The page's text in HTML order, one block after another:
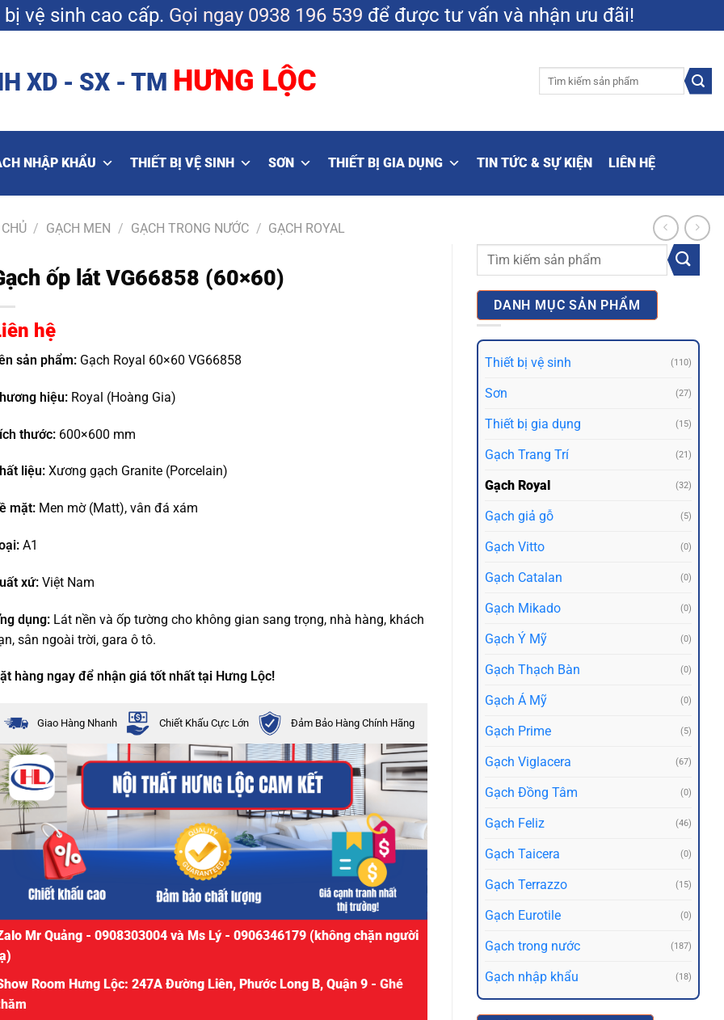
vệ sinh cao cấp. Gọi ngay 0938 196 539 để được tư vấn và nhận ưu đãi!
XD - SX - TM HƯNG LỘC
Tìm
kiếm:
NHẬP KHẨU THIẾT BỊ VỆ SINH SƠN THIẾT BỊ GIA DỤNG TIN TỨC & SỰ KIỆN LIÊN HỆ
/ GẠCH MEN / GẠCH TRONG NƯỚC / GẠCH ROYAL
Tìm
kiếm:
DANH MỤC SẢN PHẨM
Thiết bị vệ sinh (110)
Sơn (27)
Thiết bị gia dụng (15)
Gạch Trang Trí (21)
Gạch Royal (32)
Gạch giả gỗ (5)
Gạch Vitto (0)
Gạch Catalan (0)
Gạch Mikado (0)
Gạch Ý Mỹ (0)
Gạch Thạch Bàn (0)
Gạch Á Mỹ (0)
Gạch Prime (5)
Gạch Viglacera (67)
Gạch Đồng Tâm (0)
Gạch Feliz (46)
Gạch Taicera (0)
Gạch Terrazzo (15)
Gạch Eurotile (0)
Gạch trong nước (187)
Gạch nhập khẩu (18)
ốp lát VG66858 (60×60)
hệ
sản phẩm: Gạch Royal 60×60 VG66858
hiệu: Royal (Hoàng Gia)
thước: 600×600 mm
liệu: Xương gạch Granite (Porcelain)
mặt: Men mờ (Matt), vân đá xám
A1
xứ: Việt Nam
dụng: Lát nền và ốp tường cho không gian sang trọng, nhà hàng, khách
sân ngoài trời, gara ô tô.
hàng ngay để nhận giá tốt nhất tại Hưng Lộc!
Giao Hàng Nhanh Chiết Khấu Cực Lớn Đảm Bảo Hàng Chính Hãng
Mr Quảng - 0908303004 và Ms Lý - 0906346179 (không chặn người
Room Hưng Lộc: 247A Đường Liên, Phước Long B, Quận 9 -Ghé